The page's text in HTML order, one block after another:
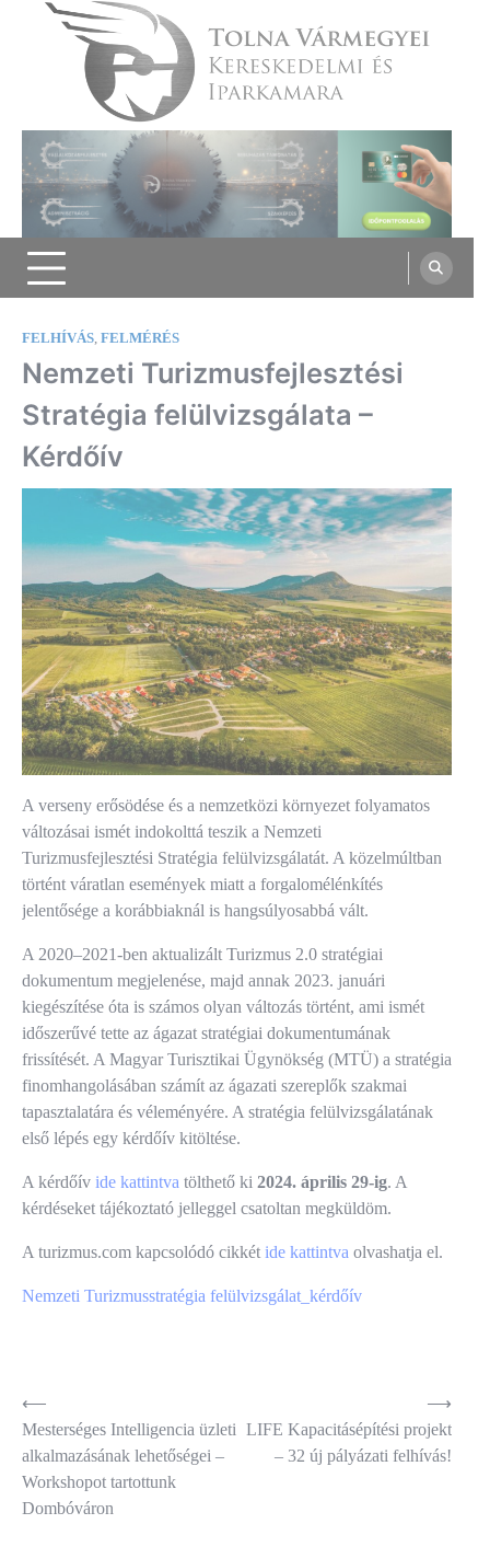
Tolna Vármegyei Kereskedelmi és
Iparkamara
FELHÍVÁS, FELMÉRÉS
Nemzeti Turizmusfejlesztési
Stratégia felülvizsgálata –
Kérdőív
A verseny erősödése és a nemzetközi környezet folyamatos
változásai ismét indokolttá teszik a Nemzeti
Turizmusfejlesztési Stratégia felülvizsgálatát. A közelmúltban
történt váratlan események miatt a forgalomélénkítés
jelentősége a korábbiaknál is hangsúlyosabbá vált.
A 2020–2021-ben aktualizált Turizmus 2.0 stratégiai
dokumentum megjelenése, majd annak 2023. januári
kiegészítése óta is számos olyan változás történt, ami ismét
időszerűvé tette az ágazat stratégiai dokumentumának
frissítését. A Magyar Turisztikai Ügynökség (MTÜ) a stratégia
finomhangolásában számít az ágazati szereplők szakmai
tapasztalatára és véleményére. A stratégia felülvizsgálatának
első lépés egy kérdőív kitöltése.
A kérdőív ide kattintva tölthető ki 2024. április 29-ig. A
kérdéseket tájékoztató jelleggel csatoltan megküldöm.
A turizmus.com kapcsolódó cikkét ide kattintva olvashatja el.
Nemzeti Turizmusstratégia felülvizsgálat_kérdőív
Bejegyzés
navigáció
⟵
Mesterséges Intelligencia üzleti
alkalmazásának lehetőségei –
Workshopot tartottunk
Dombóváron
LIFE Kapacitásépítési projekt
– 32 új pályázati felhívás!
⟶